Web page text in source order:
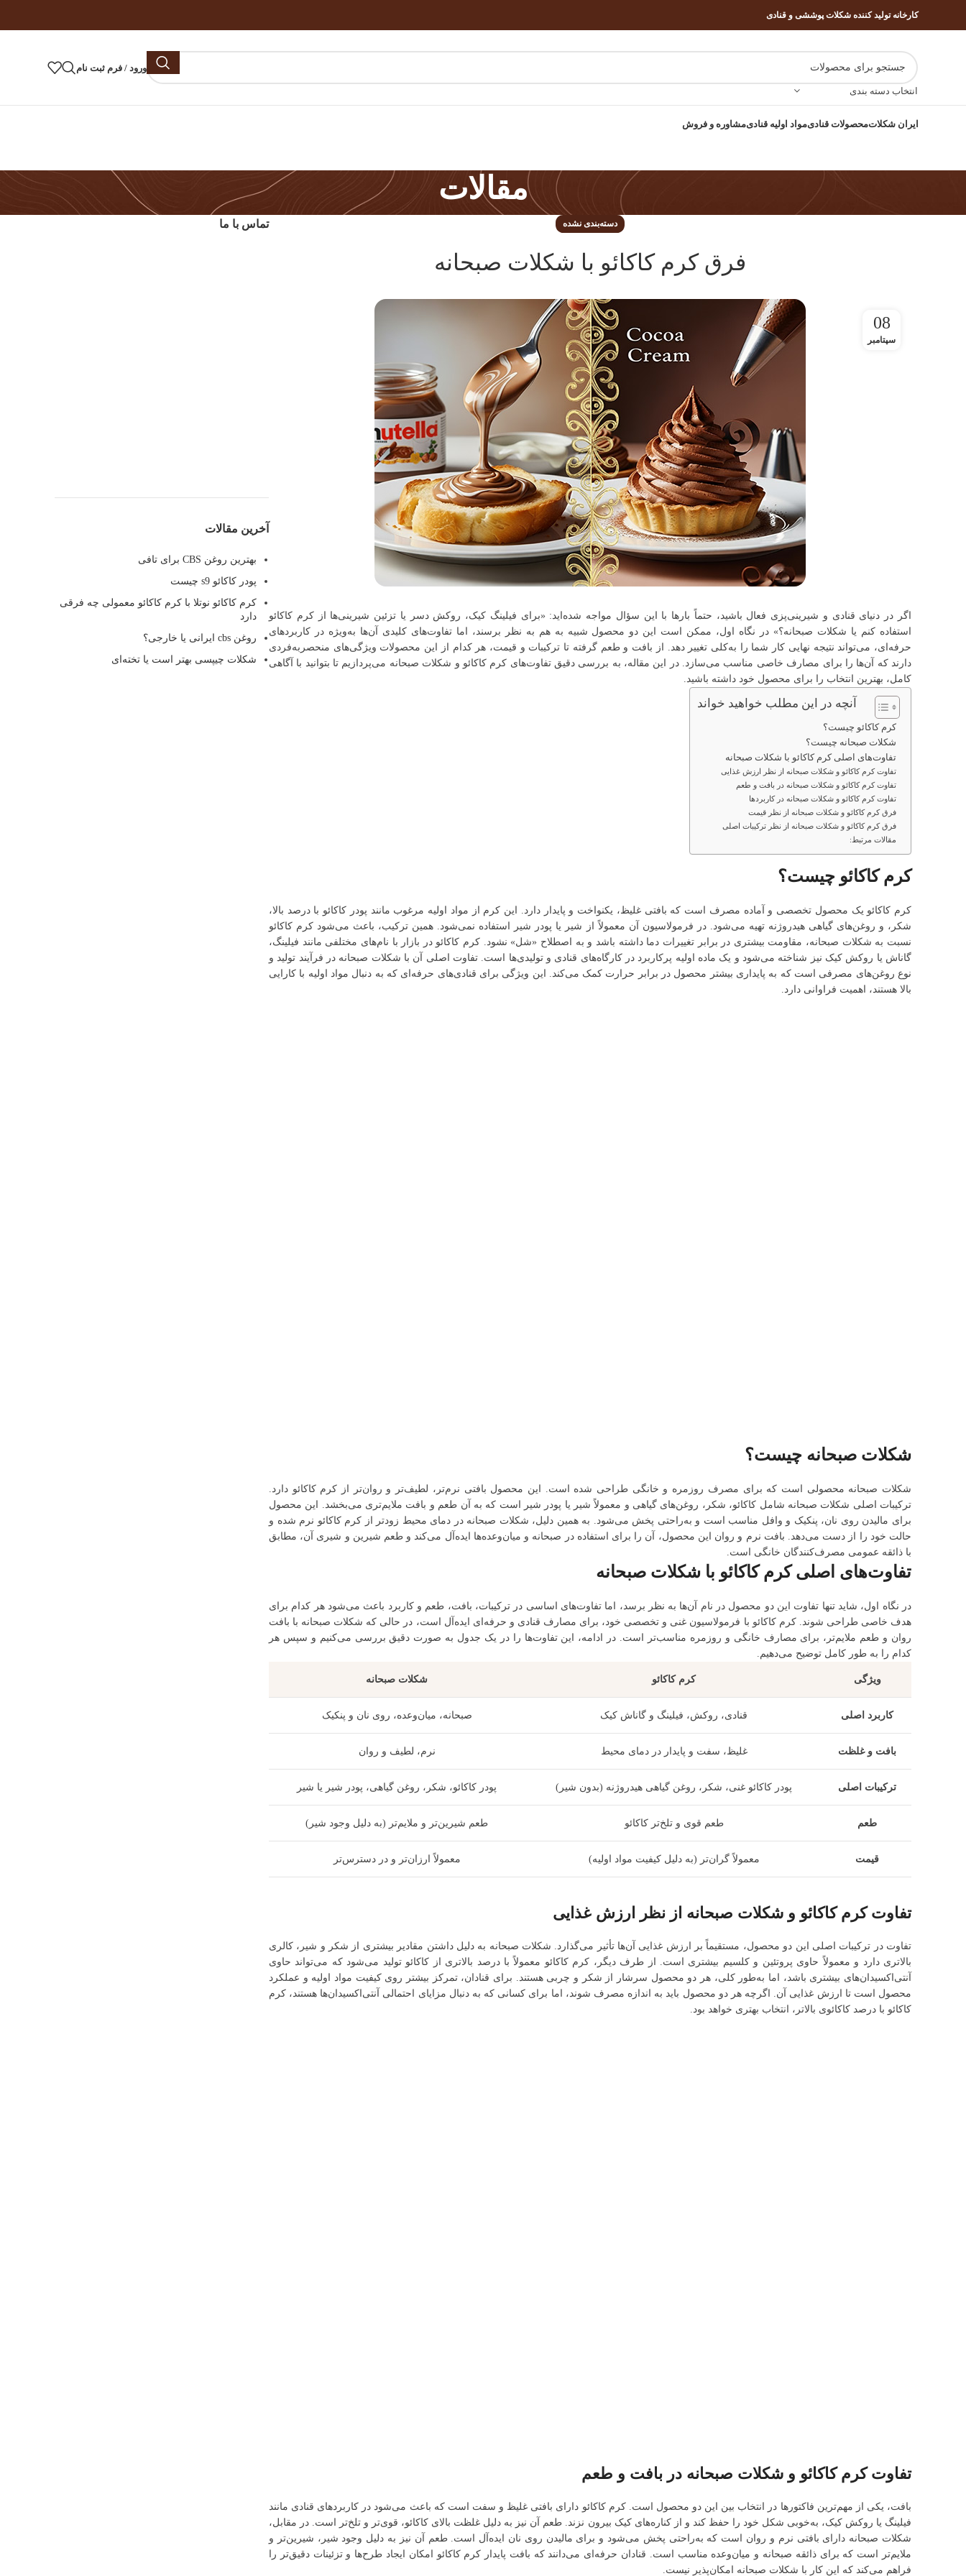
کارخانه تولید کننده شکلات پوششی و قنادی
انتخاب دسته بندی
ورود / فرم ثبت نام
ایران شکلاتمحصولات قنادیمواد اولیه قنادیمشاوره و فروش
مقالات
دسته‌بندی نشده
فرق کرم کاکائو با شکلات صبحانه
08
سپتامبر
اگر در دنیای قنادی و شیرینی‌پزی فعال باشید، حتماً بارها با این سؤال مواجه شده‌اید: «برای فیلینگ کیک، روکش دسر یا تزئین شیرینی‌ها از کرم کاکائو
استفاده کنم یا شکلات صبحانه؟» در نگاه اول، ممکن است این دو محصول شبیه به هم به نظر برسند، اما تفاوت‌های کلیدی آن‌ها به‌ویژه در کاربردهای
حرفه‌ای، می‌تواند نتیجه نهایی کار شما را به‌کلی تغییر دهد. از بافت و طعم گرفته تا ترکیبات و قیمت، هر کدام از این محصولات ویژگی‌های منحصربه‌فردی
دارند که آن‌ها را برای مصارف خاصی مناسب می‌سازد. در این مقاله، به بررسی دقیق تفاوت‌های کرم کاکائو و شکلات صبحانه می‌پردازیم تا بتوانید با آگاهی
کامل، بهترین انتخاب را برای محصول خود داشته باشید.
آنچه در این مطلب خواهید خواند
کرم کاکائو چیست؟
شکلات صبحانه چیست؟
تفاوت‌های اصلی کرم کاکائو با شکلات صبحانه
تفاوت کرم کاکائو و شکلات صبحانه از نظر ارزش غذایی
تفاوت کرم کاکائو و شکلات صبحانه در بافت و طعم
تفاوت کرم کاکائو و شکلات صبحانه در کاربردها
فرق کرم کاکائو و شکلات صبحانه از نظر قیمت
فرق کرم کاکائو و شکلات صبحانه از نظر ترکیبات اصلی
مقالات مرتبط:
کرم کاکائو چیست؟
کرم کاکائو یک محصول تخصصی و آماده مصرف است که بافتی غلیظ، یکنواخت و پایدار دارد. این کرم از مواد اولیه مرغوب مانند پودر کاکائو با درصد بالا،
شکر، و روغن‌های گیاهی هیدروژنه تهیه می‌شود. در فرمولاسیون آن معمولاً از شیر یا پودر شیر استفاده نمی‌شود. همین ترکیب، باعث می‌شود کرم کاکائو
نسبت به شکلات صبحانه، مقاومت بیشتری در برابر تغییرات دما داشته باشد و به اصطلاح «شل» نشود. کرم کاکائو در بازار با نام‌های مختلفی مانند فیلینگ،
گاناش یا روکش کیک نیز شناخته می‌شود و یک ماده اولیه پرکاربرد در کارگاه‌های قنادی و تولیدی‌ها است. تفاوت اصلی آن با شکلات صبحانه در فرآیند تولید و
نوع روغن‌های مصرفی است که به پایداری بیشتر محصول در برابر حرارت کمک می‌کند. این ویژگی برای قنادی‌های حرفه‌ای که به دنبال مواد اولیه با کارایی
بالا هستند، اهمیت فراوانی دارد.
شکلات صبحانه چیست؟
شکلات صبحانه محصولی است که برای مصرف روزمره و خانگی طراحی شده است. این محصول بافتی نرم‌تر، لطیف‌تر و روان‌تر از کرم کاکائو دارد.
ترکیبات اصلی شکلات صبحانه شامل کاکائو، شکر، روغن‌های گیاهی و معمولاً شیر یا پودر شیر است که به آن طعم و بافت ملایم‌تری می‌بخشد. این محصول
برای مالیدن روی نان، پنکیک و وافل مناسب است و به‌راحتی پخش می‌شود. به همین دلیل، شکلات صبحانه در دمای محیط زودتر از کرم کاکائو نرم شده و
حالت خود را از دست می‌دهد. بافت نرم و روان این محصول، آن را برای استفاده در صبحانه و میان‌وعده‌ها ایده‌آل می‌کند و طعم شیرین و شیری آن، مطابق
با ذائقه عمومی مصرف‌کنندگان خانگی است.
تفاوت‌های اصلی کرم کاکائو با شکلات صبحانه
در نگاه اول، شاید تنها تفاوت این دو محصول در نام آن‌ها به نظر برسد، اما تفاوت‌های اساسی در ترکیبات، بافت، طعم و کاربرد باعث می‌شود هر کدام برای
هدف خاصی طراحی شوند. کرم کاکائو با فرمولاسیون غنی و تخصصی خود، برای مصارف قنادی و حرفه‌ای ایده‌آل است، در حالی که شکلات صبحانه با بافت
روان و طعم ملایم‌تر، برای مصارف خانگی و روزمره مناسب‌تر است. در ادامه، این تفاوت‌ها را در یک جدول به صورت دقیق بررسی می‌کنیم و سپس هر
کدام را به طور کامل توضیح می‌دهیم.
ویژگی کرم کاکائو شکلات صبحانه
کاربرد اصلی قنادی، روکش، فیلینگ و گاناش کیک صبحانه، میان‌وعده، روی نان و پنکیک
بافت و غلظت غلیظ، سفت و پایدار در دمای محیط نرم، لطیف و روان
ترکیبات اصلی پودر کاکائو غنی، شکر، روغن گیاهی هیدروژنه (بدون شیر) پودر کاکائو، شکر، روغن گیاهی، پودر شیر یا شیر
طعم طعم قوی و تلخ‌تر کاکائو طعم شیرین‌تر و ملایم‌تر (به دلیل وجود شیر)
قیمت معمولاً گران‌تر (به دلیل کیفیت مواد اولیه) معمولاً ارزان‌تر و در دسترس‌تر
تفاوت کرم کاکائو و شکلات صبحانه از نظر ارزش غذایی
تفاوت در ترکیبات اصلی این دو محصول، مستقیماً بر ارزش غذایی آن‌ها تأثیر می‌گذارد. شکلات صبحانه به دلیل داشتن مقادیر بیشتری از شکر و شیر، کالری
بالاتری دارد و معمولاً حاوی پروتئین و کلسیم بیشتری است. از طرف دیگر، کرم کاکائو معمولاً با درصد بالاتری از کاکائو تولید می‌شود که می‌تواند حاوی
آنتی‌اکسیدان‌های بیشتری باشد، اما به‌طور کلی، هر دو محصول سرشار از شکر و چربی هستند. برای قنادان، تمرکز بیشتر روی کیفیت مواد اولیه و عملکرد
محصول است تا ارزش غذایی آن. اگرچه هر دو محصول باید به اندازه مصرف شوند، اما برای کسانی که به دنبال مزایای احتمالی آنتی‌اکسیدان‌ها هستند، کرم
کاکائو با درصد کاکائوی بالاتر، انتخاب بهتری خواهد بود.
تفاوت کرم کاکائو و شکلات صبحانه در بافت و طعم
بافت، یکی از مهم‌ترین فاکتورها در انتخاب بین این دو محصول است. کرم کاکائو دارای بافتی غلیظ و سفت است که باعث می‌شود در کاربردهای قنادی مانند
فیلینگ یا روکش کیک، به‌خوبی شکل خود را حفظ کند و از کناره‌های کیک بیرون نزند. طعم آن نیز به دلیل غلظت بالای کاکائو، قوی‌تر و تلخ‌تر است. در مقابل،
شکلات صبحانه دارای بافتی نرم و روان است که به‌راحتی پخش می‌شود و برای مالیدن روی نان ایده‌آل است. طعم آن نیز به دلیل وجود شیر، شیرین‌تر و
ملایم‌تر است که برای ذائقه صبحانه و میان‌وعده مناسب است. قنادان حرفه‌ای می‌دانند که بافت پایدار کرم کاکائو امکان ایجاد طرح‌ها و تزئینات دقیق‌تر را
فراهم می‌کند که این کار با شکلات صبحانه امکان‌پذیر نیست.
تماس با ما
آخرین مقالات
بهترین روغن CBS برای تافی
پودر کاکائو s9 چیست
کرم کاکائو نوتلا با کرم کاکائو معمولی چه فرقی
دارد
روغن cbs ایرانی یا خارجی؟
شکلات چیپسی بهتر است یا تخته‌ای